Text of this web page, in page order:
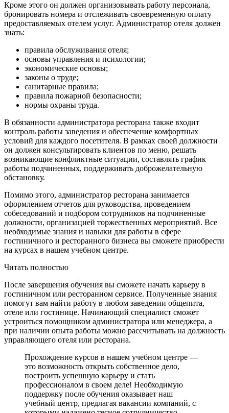
Кроме этого он должен организовывать работу персонала,
бронировать номера и отслеживать своевременную оплату
предоставляемых отелем услуг. Администратор отеля должен
знать:
правила обслуживания отеля;
основы управления и психологии;
экономические основы;
законы о труде;
санитарные правила;
правила пожарной безопасности;
нормы охраны труда.
В обязанности администратора ресторана также входит
контроль работы заведения и обеспечение комфортных
условий для каждого посетителя. В рамках своей должности
он должен консультировать клиентов по меню, решать
возникающие конфликтные ситуации, составлять график
работы подчиненных, поддерживать доброжелательную
обстановку.
Помимо этого, администратор ресторана занимается
оформлением отчетов для руководства, проведением
собеседований и подбором сотрудников на подчиненные
должности, организацией торжественных мероприятий. Все
необходимые знания и навыки для работы в сфере
гостиничного и ресторанного бизнеса вы сможете приобрести
на курсах в нашем учебном центре.
Читать полностью
После завершения обучения вы сможете начать карьеру в
гостиничном или ресторанном сервисе. Полученные знания
помогут вам найти работу в любом заведении общепита,
отеле или гостинице. Начинающий специалист сможет
устроиться помощником администратора или менеджера, а
при наличии опыта работы можно рассчитывать на должность
управляющего отеля или ресторана.
Прохождение курсов в нашем учебном центре —
это возможность открыть собственное дело,
построить успешную карьеру и стать
профессионалом в своем деле! Необходимую
поддержку после обучения оказывает наш
учебный центр, предлагая вакансии компаний, с